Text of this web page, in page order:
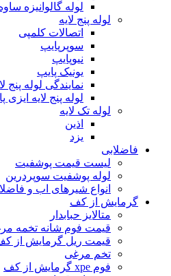
لوله گالوانیزه
لوله پنج لایه
اتصالات کلمپی
سوپرپایپ
نیوپایپ
یونیک پایپ
نمایندگی لوله پنج
لوله پنج لایه ایزی
لوله تک لایه
اذین
یزد
فاضلابی
لیست قیمت پوشفیت
لوله پوشفیت سوپردرین
انواع شیرهای اب و
گرمایش از کف
متالایز حبابدار
قیمت فوم شانه تخمه
قیمت ریل گرمایش از
تخم مرغی
فوم xpe گرمایش از کف